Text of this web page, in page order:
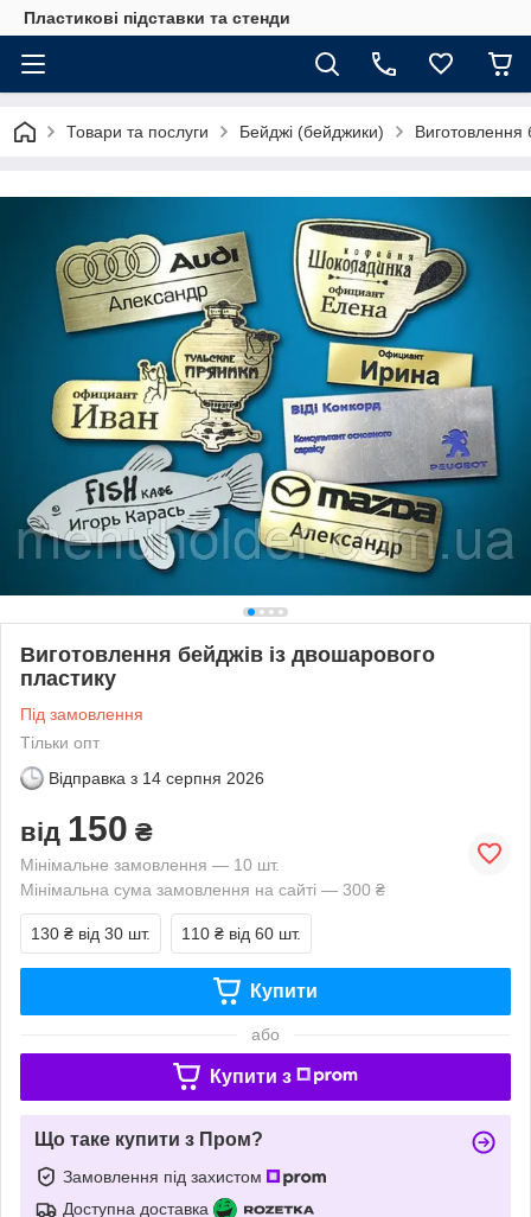
Пластикові підставки та стенди
Товари та послуги Бейджі (бейджики) Виготовлення
Виготовлення бейджів із двошарового
пластику
Під замовлення
Тільки опт
Відправка з 14 серпня 2026
від 150 ₴
Мінімальне замовлення — 10 шт.
Мінімальна сума замовлення на сайті — 300 ₴
130 ₴ від 30 шт. 110 ₴ від 60 шт.
Купити
або
Купити з
Що таке купити з Пром?
Замовлення під захистом
Доступна доставка